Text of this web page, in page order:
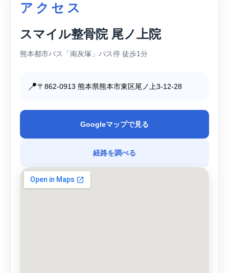
アクセス
スマイル整骨院 尾ノ上院
熊本都市バス「南灰塚」バス停 徒歩1分
📍〒862-0913 熊本県熊本市東区尾ノ上3-12-28
Googleマップで見る
経路を調べる